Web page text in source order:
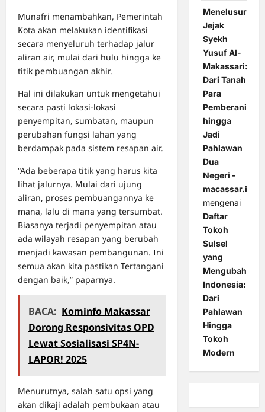
Munafri menambahkan, Pemerintah
Kota akan melakukan identifikasi
secara menyeluruh terhadap jalur
aliran air, mulai dari hulu hingga ke
titik pembuangan akhir.
Hal ini dilakukan untuk mengetahui
secara pasti lokasi-lokasi
penyempitan, sumbatan, maupun
perubahan fungsi lahan yang
berdampak pada sistem resapan air.
“Ada beberapa titik yang harus kita
lihat jalurnya. Mulai dari ujung
aliran, proses pembuangannya ke
mana, lalu di mana yang tersumbat.
Biasanya terjadi penyempitan atau
ada wilayah resapan yang berubah
menjadi kawasan pembangunan. Ini
semua akan kita pastikan Tertangani
dengan baik,” paparnya.
BACA: Kominfo Makassar
Dorong Responsivitas OPD
Lewat Sosialisasi SP4N-
LAPOR! 2025
Menurutnya, salah satu opsi yang
akan dikaji adalah pembukaan atau
Menelusuri
Jejak
Syekh
Yusuf Al-
Makassari:
Dari Tanah
Para
Pemberani
hingga
Jadi
Pahlawan
Dua
Negeri -
macassar.id
mengenai
Daftar
Tokoh
Sulsel
yang
Mengubah
Indonesia:
Dari
Pahlawan
Hingga
Tokoh
Modern